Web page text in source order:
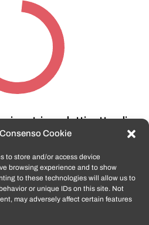
Cookie
to store and/or access device
browsing experience and to show
to these technologies will allow us to
or unique IDs on this site. Not
may adversely affect certain features
i nostri prodotti, attendi
secondo…
è lo shop n.1 in italia per
garantiti e certificati
SAMSUNG, HUAWEI,
e tanto altro